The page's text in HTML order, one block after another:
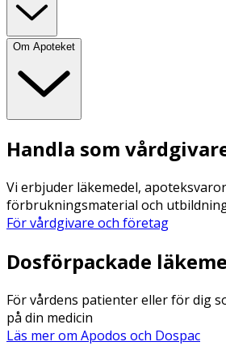
Om Apoteket
Handla som
Vi erbjuder läkemedel,
förbrukningsmaterial och
För vårdgivare och företag
Dosförpackade
För vårdens patienter eller för dig
på din medicin
Läs mer om Apodos och Dospac